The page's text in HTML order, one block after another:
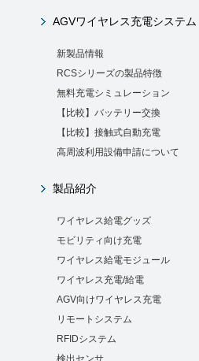
AGVワイヤレス充電システム
新製品情報
RCSシリーズの製品特徴
無料充電シミュレーション
【比較】バッテリー交換
【比較】接触式自動充電
高周波利用設備申請について
製品紹介
ワイヤレス給電グッズ
モビリティ向け充電
ワイヤレス給電モジュール
ワイヤレス充電/給電
AGV向けワイヤレス充電
リモートシステム
RFIDシステム
検出センサ